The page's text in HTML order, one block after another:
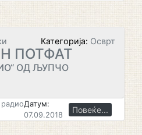
Категорија: Осврт
ПОТФАТ
ОД ЉУПЧО
Датум:
07.09.2018
Повеќе...